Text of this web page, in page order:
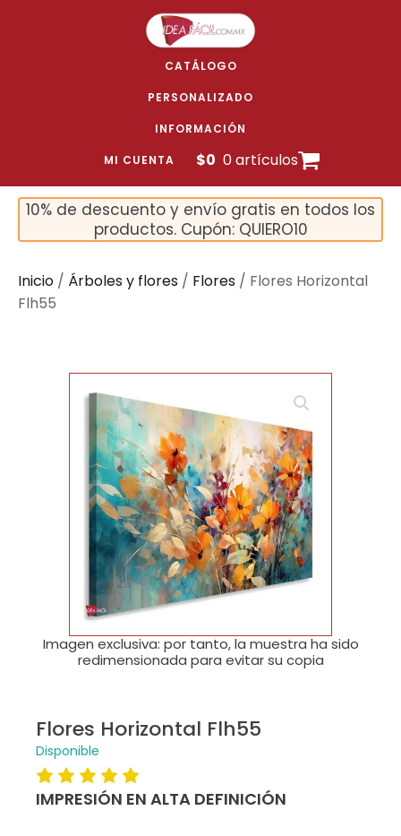
CATÁLOGO
PERSONALIZADO
INFORMACIÓN
MI CUENTA $0 0 artículos
10% de descuento y envío gratis en todos los
productos. Cupón: QUIERO10
Inicio / Árboles y flores / Flores / Flores Horizontal
Flh55
🔍
Imagen exclusiva: por tanto, la muestra ha sido
redimensionada para evitar su copia
Flores Horizontal Flh55
Disponible
IMPRESIÓN EN ALTA DEFINICIÓN